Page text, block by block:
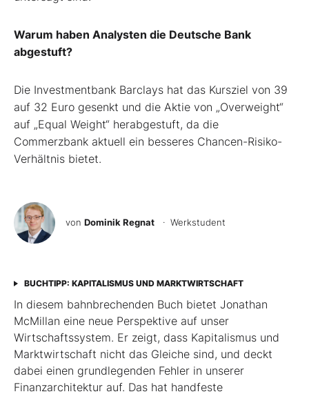
Warum haben Analysten die Deutsche Bank
abgestuft?
Die Investmentbank Barclays hat das Kursziel von 39
auf 32 Euro gesenkt und die Aktie von „Overweight“
auf „Equal Weight“ herabgestuft, da die
Commerzbank aktuell ein besseres Chancen-Risiko-
Verhältnis bietet.
von Dominik Regnat · Werkstudent
BUCHTIPP: KAPITALISMUS UND MARKTWIRTSCHAFT
In diesem bahnbrechenden Buch bietet Jonathan
McMillan eine neue Perspektive auf unser
Wirtschaftssystem. Er zeigt, dass Kapitalismus und
Marktwirtschaft nicht das Gleiche sind, und deckt
dabei einen grundlegenden Fehler in unserer
Finanzarchitektur auf. Das hat handfeste